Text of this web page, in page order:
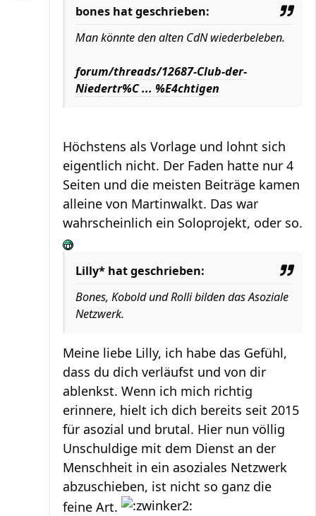
bones hat geschrieben:
Man könnte den alten CdN wiederbeleben.
forum/threads/12687-Club-der-
Niedertr%C ... %E4chtigen
Höchstens als Vorlage und lohnt sich
eigentlich nicht. Der Faden hatte nur 4
Seiten und die meisten Beiträge kamen
alleine von Martinwalkt. Das war
wahrscheinlich ein Soloprojekt, oder so.
Lilly* hat geschrieben:
Bones, Kobold und Rolli bilden das Asoziale
Netzwerk.
Meine liebe Lilly, ich habe das Gefühl,
dass du dich verläufst und von dir
ablenkst. Wenn ich mich richtig
erinnere, hielt ich dich bereits seit 2015
für asozial und brutal. Hier nun völlig
Unschuldige mit dem Dienst an der
Menschheit in ein asoziales Netzwerk
abzuschieben, ist nicht so ganz die
feine Art.